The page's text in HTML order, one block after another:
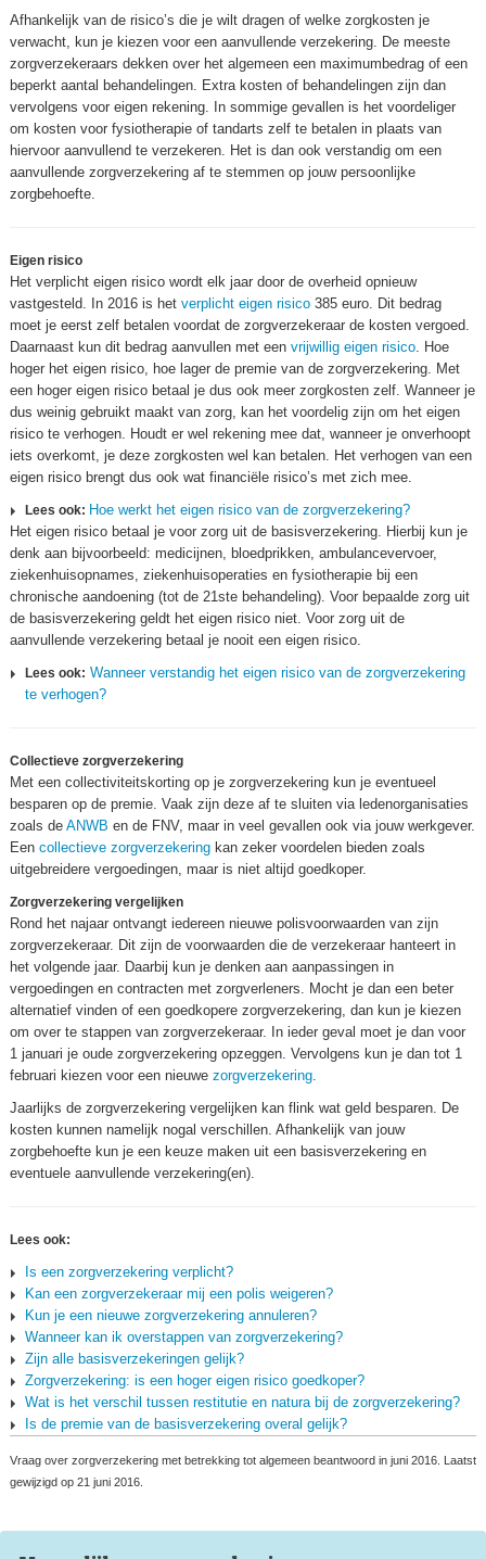
Afhankelijk van de risico’s die je wilt dragen of welke zorgkosten je
verwacht, kun je kiezen voor een aanvullende verzekering. De meeste
zorgverzekeraars dekken over het algemeen een maximumbedrag of een
beperkt aantal behandelingen. Extra kosten of behandelingen zijn dan
vervolgens voor eigen rekening. In sommige gevallen is het voordeliger
om kosten voor fysiotherapie of tandarts zelf te betalen in plaats van
hiervoor aanvullend te verzekeren. Het is dan ook verstandig om een
aanvullende zorgverzekering af te stemmen op jouw persoonlijke
zorgbehoefte.
Eigen risico
Het verplicht eigen risico wordt elk jaar door de overheid opnieuw
vastgesteld. In 2016 is het verplicht eigen risico 385 euro. Dit bedrag
moet je eerst zelf betalen voordat de zorgverzekeraar de kosten vergoed.
Daarnaast kun dit bedrag aanvullen met een vrijwillig eigen risico. Hoe
hoger het eigen risico, hoe lager de premie van de zorgverzekering. Met
een hoger eigen risico betaal je dus ook meer zorgkosten zelf. Wanneer je
dus weinig gebruikt maakt van zorg, kan het voordelig zijn om het eigen
risico te verhogen. Houdt er wel rekening mee dat, wanneer je onverhoopt
iets overkomt, je deze zorgkosten wel kan betalen. Het verhogen van een
eigen risico brengt dus ook wat financiële risico’s met zich mee.
Lees ook: Hoe werkt het eigen risico van de zorgverzekering?
Het eigen risico betaal je voor zorg uit de basisverzekering. Hierbij kun je
denk aan bijvoorbeeld: medicijnen, bloedprikken, ambulancevervoer,
ziekenhuisopnames, ziekenhuisoperaties en fysiotherapie bij een
chronische aandoening (tot de 21ste behandeling). Voor bepaalde zorg uit
de basisverzekering geldt het eigen risico niet. Voor zorg uit de
aanvullende verzekering betaal je nooit een eigen risico.
Lees ook: Wanneer verstandig het eigen risico van de zorgverzekering
te verhogen?
Collectieve zorgverzekering
Met een collectiviteitskorting op je zorgverzekering kun je eventueel
besparen op de premie. Vaak zijn deze af te sluiten via ledenorganisaties
zoals de ANWB en de FNV, maar in veel gevallen ook via jouw werkgever.
Een collectieve zorgverzekering kan zeker voordelen bieden zoals
uitgebreidere vergoedingen, maar is niet altijd goedkoper.
Zorgverzekering vergelijken
Rond het najaar ontvangt iedereen nieuwe polisvoorwaarden van zijn
zorgverzekeraar. Dit zijn de voorwaarden die de verzekeraar hanteert in
het volgende jaar. Daarbij kun je denken aan aanpassingen in
vergoedingen en contracten met zorgverleners. Mocht je dan een beter
alternatief vinden of een goedkopere zorgverzekering, dan kun je kiezen
om over te stappen van zorgverzekeraar. In ieder geval moet je dan voor
1 januari je oude zorgverzekering opzeggen. Vervolgens kun je dan tot 1
februari kiezen voor een nieuwe zorgverzekering.
Jaarlijks de zorgverzekering vergelijken kan flink wat geld besparen. De
kosten kunnen namelijk nogal verschillen. Afhankelijk van jouw
zorgbehoefte kun je een keuze maken uit een basisverzekering en
eventuele aanvullende verzekering(en).
Lees ook:
Is een zorgverzekering verplicht?
Kan een zorgverzekeraar mij een polis weigeren?
Kun je een nieuwe zorgverzekering annuleren?
Wanneer kan ik overstappen van zorgverzekering?
Zijn alle basisverzekeringen gelijk?
Zorgverzekering: is een hoger eigen risico goedkoper?
Wat is het verschil tussen restitutie en natura bij de zorgverzekering?
Is de premie van de basisverzekering overal gelijk?
Vraag over zorgverzekering met betrekking tot algemeen beantwoord in juni 2016. Laatst
gewijzigd op 21 juni 2016.